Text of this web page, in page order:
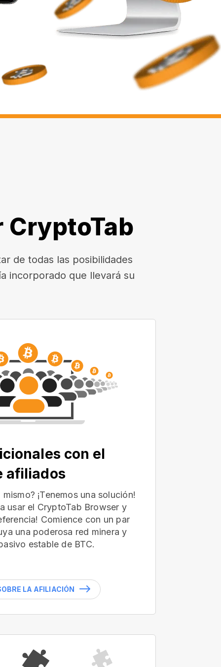
de todas las posibilidades
incorporado que llevará su
con el
afiliados
¡Tenemos una solución!
usar el CryptoTab Browser y
Comience con un par
una poderosa red minera y
estable de BTC.
LA AFILIACIÓN